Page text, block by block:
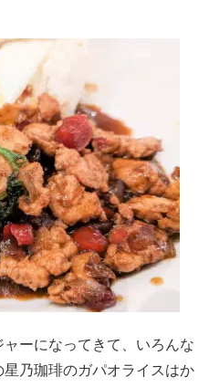
ーになってきて、いろんな
乃珈琲のガパオライスはか